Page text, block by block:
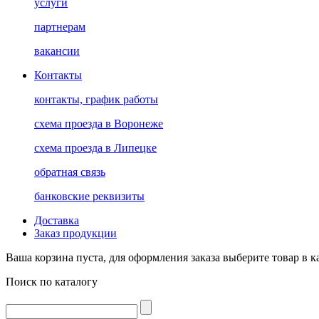
услуги
партнерам
вакансии
Контакты
контакты, график работы
схема проезда в Воронеже
схема проезда в Липецке
обратная связь
банковские реквизиты
Доставка
Заказ продукции
Ваша корзина пуста, для оформления заказа выберите товар в
Поиск по каталогу